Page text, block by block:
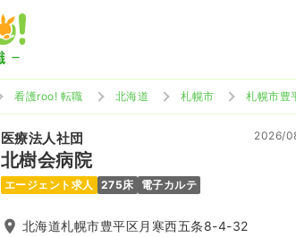
看護roo! 転職 北海道 札幌市 札幌市豊
医療法人社団
北樹会病院
2026/
エージェント求人 275床 電子カルテ
北海道札幌市豊平区月寒西五条8-4-32